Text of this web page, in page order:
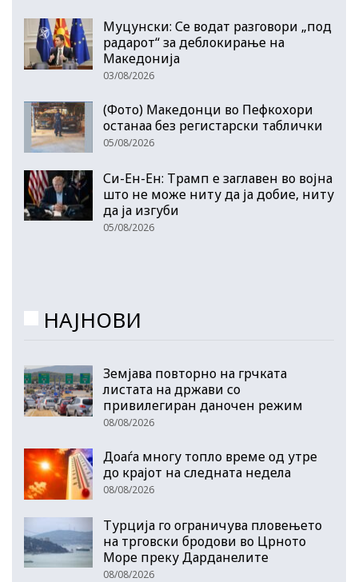
Муцунски: Се водат разговори „под
радарот“ за деблокирање на
Македонија
03/08/2026
(Фото) Македонци во Пефкохори
останаа без регистарски таблички
05/08/2026
Си-Ен-Ен: Трамп е заглавен во војна
што не може ниту да ја добие, ниту
да ја изгуби
05/08/2026
НАЈНОВИ
Земјава повторно на грчката
листата на држави со
привилегиран даночен режим
08/08/2026
Доаѓа многу топло време од утре
до крајот на следната недела
08/08/2026
Турција го ограничува пловењето
на трговски бродови во Црното
Море преку Дарданелите
08/08/2026